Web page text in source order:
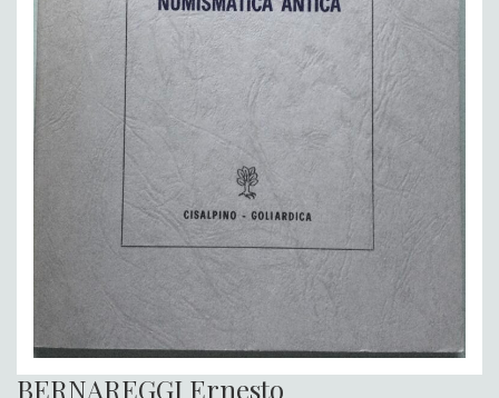
BERNAREGGI Ernesto